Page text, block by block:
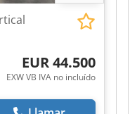
EUR 44.500
EXW VB IVA no incluído